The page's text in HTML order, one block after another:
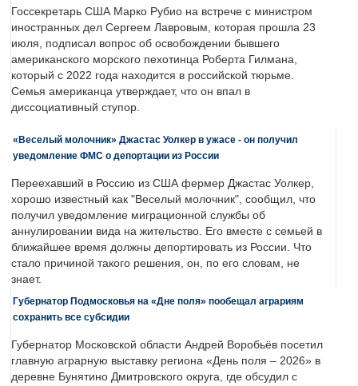
Госсекретарь США Марко Рубио на встрече с министром
иностранных дел Сергеем Лавровым, которая прошла 23
июля, подписал вопрос об освобождении бывшего
американского морского пехотинца Роберта Гилмана,
который с 2022 года находится в российской тюрьме.
Семья американца утверждает, что он впал в
диссоциативный ступор.
«Веселый молочник» Джастас Уолкер в ужасе - он получил
уведомление ФМС о депортации из России
Переехавший в Россию из США фермер Джастас Уолкер,
хорошо известный как "Веселый молочник", сообщил, что
получил уведомление миграционной службы об
аннулировании вида на жительство. Его вместе с семьей в
ближайшее время должны депортировать из России. Что
стало причиной такого решения, он, по его словам, не
знает.
Губернатор Подмосковья на «Дне поля» пообещал аграриям
сохранить все субсидии
Губернатор Московской области Андрей Воробьёв посетил
главную аграрную выставку региона «День поля – 2026» в
деревне Бунятино Дмитровского округа, где обсудил с